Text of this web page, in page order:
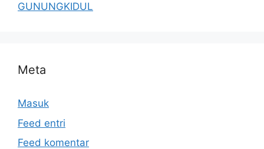
GUNUNGKIDUL
Meta
Masuk
Feed entri
Feed komentar